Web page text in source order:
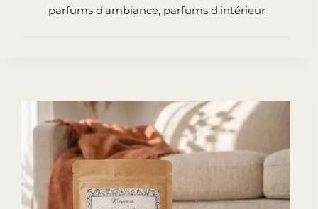
parfums d'ambiance, parfums d'intérieur